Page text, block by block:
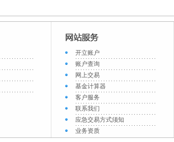
开立账户
账户查询
网上交易
基金计算器
客户服务
联系我们
应急交易方式须知
业务资质